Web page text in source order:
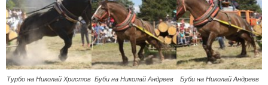
Турбо на Николай Христов Буби на Николай Андреев Буби на Николай Андреев